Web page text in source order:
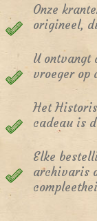
Onze
origineel,
U ontvangt
vroeger op
Het
cadeau is
Elke
archivaris